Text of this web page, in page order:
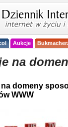
Aukcje
na
domeny
WWW